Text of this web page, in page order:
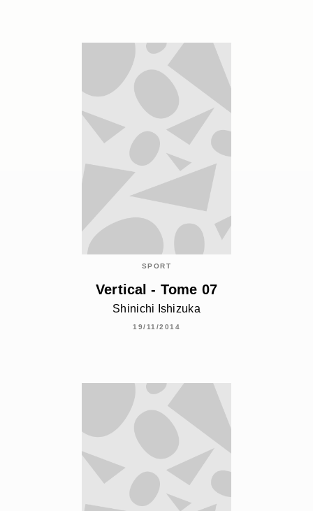
SPORT
Vertical - Tome 07
Shinichi Ishizuka
19/11/2014